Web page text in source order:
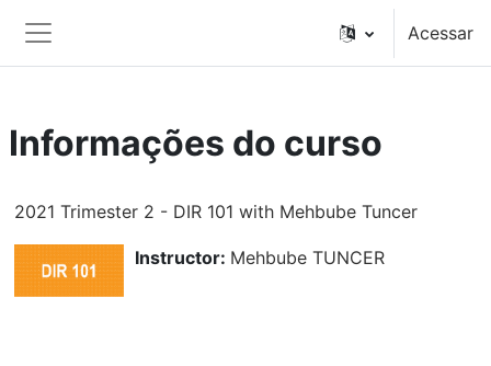
Painel lateral
Acessar
Informações do curso
2021 Trimester 2 - DIR 101 with Mehbube Tuncer
Instructor: Mehbube TUNCER